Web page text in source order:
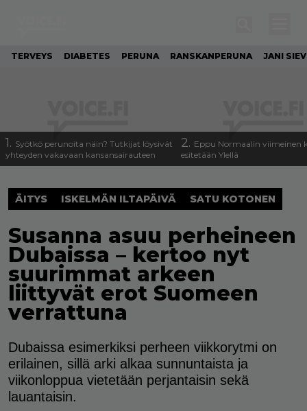
TERVEYS DIABETES PERUNA RANSKANPERUNA JANI
1. Syötkö perunoita näin? Tutkijat löysivät
yhteyden vakavaan kansansairauteen
2. Eppu Normaalin viimeinen
esitetään Ylellä
ÄITYS ISKELMÄN ILTAPÄIVÄ SATU KOTONEN
Susanna asuu perheineen
Dubaissa – kertoo nyt
suurimmat arkeen
liittyvät erot Suomeen
verrattuna
Dubaissa esimerkiksi perheen viikkorytmi on
erilainen, sillä arki alkaa sunnuntaista ja
viikonloppua vietetään perjantaisin sekä
lauantaisin.